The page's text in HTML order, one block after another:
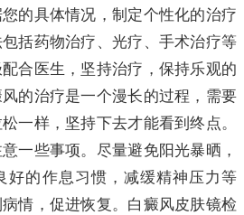
的具体情况，制定个性化的治疗
括药物治疗、光疗、手术治疗等
合医生，坚持治疗，保持乐观的
的治疗是一个漫长的过程，需要
一样，坚持下去才能看到终点。
一些事项。尽量避免阳光暴晒，
好的作息习惯，减缓精神压力等
情，促进恢复。白癜风皮肤镜检